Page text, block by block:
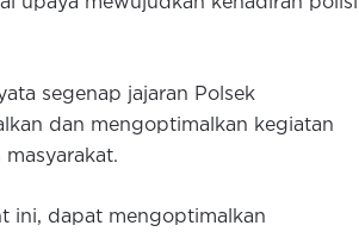
segenap jajaran Polsek
dan mengoptimalkan kegiatan
ini, dapat mengoptimalkan